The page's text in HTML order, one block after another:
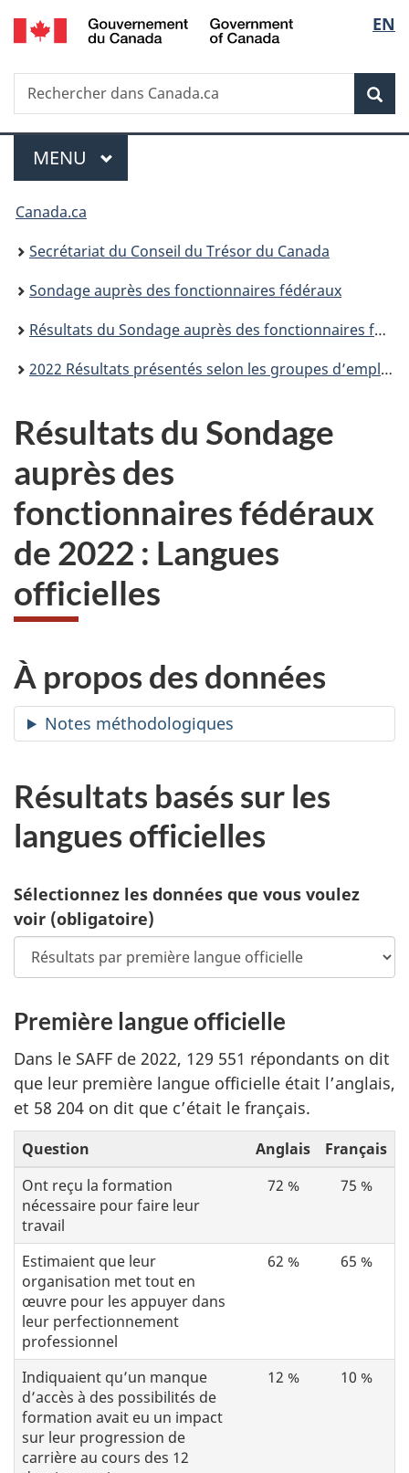
Passer
au
principal
Passer
à
Au
du
Passer
à
version
simplifiée
de
la
EN
Recherche
Rechercher
dans
Menu
MENU PRINCIPAL
Vous
êtes
ici :
Canada.ca
Secrétariat du Conseil du Trésor du Canada
Sondage auprès des fonctionnaires fédéraux
Résultats du Sondage auprès des fonctionnaires fédéraux de 2022
2022 Résultats présentés selon les groupes d’employés
Résultats du Sondage
auprès des
fonctionnaires fédéraux
de 2022 : Langues
officielles
À propos des données
Notes méthodologiques
Résultats basés sur les
langues officielles
Sélectionnez les données que vous voulez
voir (obligatoire)
Première langue officielle
Dans le SAFF de 2022, 129 551 répondants on dit
que leur première langue officielle était l’anglais,
et 58 204 on dit que c’était le français.
Question Anglais
Français
Ont reçu la formation
nécessaire pour faire leur
travail
72 % 75 %
Estimaient que leur
organisation met tout en
œuvre pour les appuyer dans
leur perfectionnement
professionnel
62 % 65 %
Indiquaient qu’un manque
d’accès à des possibilités de
formation avait eu un impact
sur leur progression de
carrière au cours des 12
12 % 10 %